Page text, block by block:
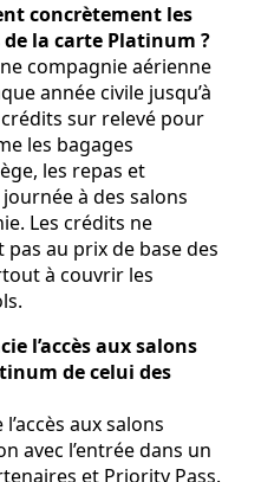
concrètement les
la carte Platinum ?
compagnie aérienne
année civile jusqu’à
sur relevé pour
les bagages
les repas et
à des salons
Les crédits ne
au prix de base des
à couvrir les
l’accès aux salons
de celui des
aux salons
avec l’entrée dans un
et Priority Pass.